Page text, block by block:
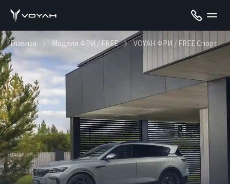
Главная Модели ФРИ / FREE VOYAH ФРИ / FREE Спорт